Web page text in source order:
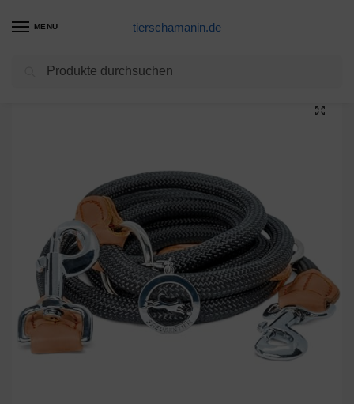
MENU tierschamanin.de
Hundeleinen Produkte / FREUDENTIER runde Führleine “Harmony” 2m | Stilecht abgerundet mit braunen Lederelementen | 3-Fach verstellbar | Nylon Doppelleine mit 2 Karabinern | Hundeleine für mittelgroße & große Hunde